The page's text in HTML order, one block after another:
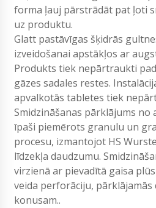
forma ļauj pārstrādāt pat ļoti
uz produktu.
Glatt pastāvīgas šķidrās
izveidošanai apstākļos ar
Produkts tiek nepārtraukti
gāzes sadales restes.
apvalkotās tabletes tiek
Smidzināšanas pārklājums
īpaši piemērots granulu un
procesu, izmantojot HS
līdzekļa daudzumu.
virzienā ar pievadītā gaisa
veida perforāciju,
konusam..